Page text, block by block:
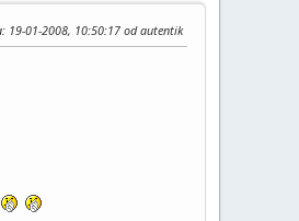
: 19-01-2008, 10:50:17 od autentik